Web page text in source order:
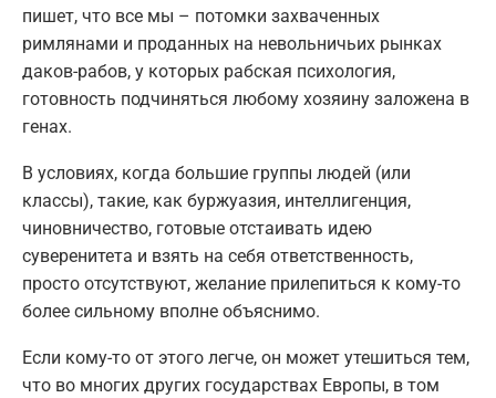
пишет, что все мы – потомки захваченных
римлянами и проданных на невольничьих рынках
даков-рабов, у которых рабская психология,
готовность подчиняться любому хозяину заложена в
генах.
В условиях, когда большие группы людей (или
классы), такие, как буржуазия, интеллигенция,
чиновничество, готовые отстаивать идею
суверенитета и взять на себя ответственность,
просто отсутствуют, желание прилепиться к кому-то
более сильному вполне объяснимо.
Если кому-то от этого легче, он может утешиться тем,
что во многих других государствах Европы, в том